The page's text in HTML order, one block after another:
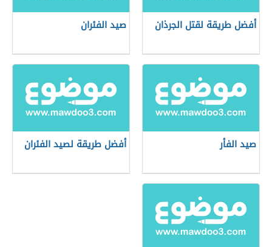
أفضل طريقة لقتل الجرذان صيد الفئران
صيد الفأر أفضل طريقة لصيد الفئران